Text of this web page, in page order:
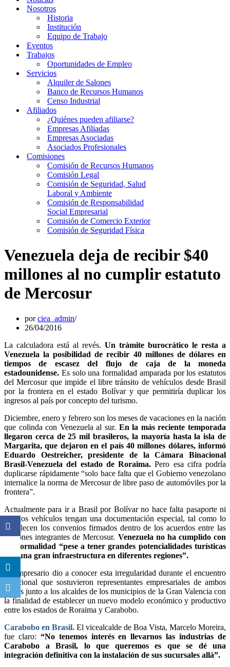
Nosotros
Historia
Institución
Equipo de Trabajo
Eventos
Trabajos
Oportunidades de Empleo
Servicios
Alquiler de Salones
Banco de Recursos Humanos
Censo Industrial
Afiliados
¿Quiénes pueden afiliarse?
Empresas Afiliadas
Empresas Asociadas
Asociados Profesionales
Comisiones
Comisión de Recursos Humanos
Comisión Legal
Comisión de Seguridad, Salud
Laboral y Ambiente
Comisión de Responsabilidad
Social Empresarial
Comisión de Comercio Exterior
Comisión de Seguridad Física
Venezuela deja de recibir $40
millones al no cumplir estatuto
de Mercosur
porciea_admin
26/04/2016
La calculadora está al revés. Un trámite burocrático le resta a
Venezuela la posibilidad de recibir 40 millones de dólares en
tiempos de escasez del flujo de caja de la moneda
estadounidense. Es solo una formalidad amparada por los estatutos
del Mercosur que impide el libre tránsito de vehículos desde Brasil
por la frontera en el estado Bolívar y que permitiría duplicar los
ingresos al país por concepto del turismo.
Diciembre, enero y febrero son los meses de vacaciones en la nación
que colinda con Venezuela al sur. En la más reciente temporada
llegaron cerca de 25 mil brasileros, la mayoría hasta la isla de
Margarita, que dejaron en el país 40 millones dólares, informó
Eduardo Oestreicher, presidente de la Cámara Binacional
Brasil-Venezuela del estado de Roraima. Pero esa cifra podría
duplicarse rápidamente “solo hace falta que el Gobierno venezolano
internalice la norma de Mercosur de libre paso de automóviles por la
frontera”.
Actualmente para ir a Brasil por Bolívar no hace falta pasaporte ni
que los vehículos tengan una documentación especial, tal como lo
establecen los convenios firmados dentro de los acuerdos entre las
naciones integrantes de Mercosur. Venezuela no ha cumplido con
esa formalidad “pese a tener grandes potencialidades turísticas
con una gran infraestructura en diferentes regiones”.
El empresario dio a conocer esta irregularidad durante el encuentro
binacional que sostuvieron representantes empresariales de ambos
países junto a los alcaldes de los municipios de la Gran Valencia con
la finalidad de establecer un nuevo modelo económico y productivo
entre los estados de Roraima y Carabobo.
Carabobo en Brasil. El vicealcalde de Boa Vista, Marcelo Moreira,
fue claro: “No tenemos interés en llevarnos las industrias de
Carabobo a Brasil, lo que queremos es que se dé una
integración definitiva con la instalación de sus sucursales allá”.